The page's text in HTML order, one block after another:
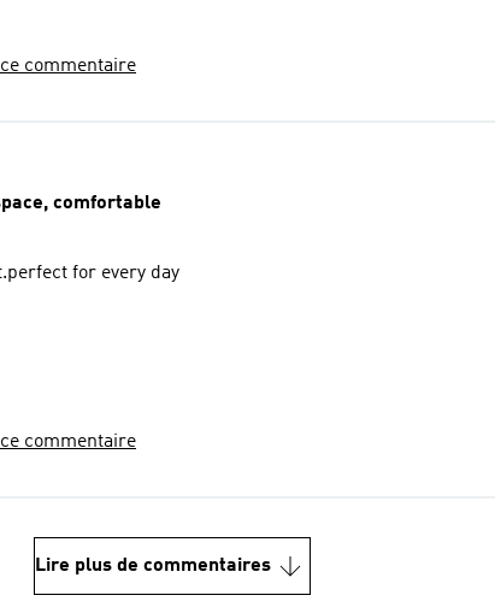
commentaire
comfortable
for every day
commentaire
Lire plus de commentaires